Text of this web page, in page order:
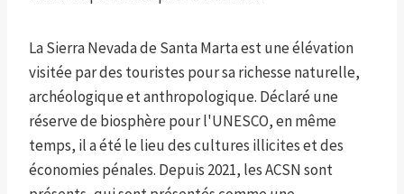
La Sierra Nevada de Santa Marta est une élévation
visitée par des touristes pour sa richesse naturelle,
archéologique et anthropologique. Déclaré une
réserve de biosphère pour l'UNESCO, en même
temps, il a été le lieu des cultures illicites et des
économies pénales. Depuis 2021, les ACSN sont